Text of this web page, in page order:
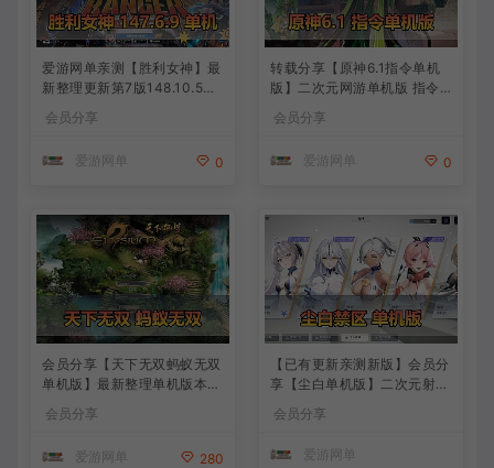
爱游网单亲测【胜利女神】最
新整理更新第7版148.10.5NI
活动148版本官服GM可无限
频安装教学
会员分享
爱游网单 0
转载分享【原神6.1指令单机
版】二次元网游单机版 指令
背包 抽卡 商店 MOD 未亲测
会员分享
爱游网单 0
会员分享【天下无双蚂蚁无双
单机版】最新整理单机版本
免虚拟机一键端 配套视频教
会员分享
爱游网单 280
【已有更新亲测新版】会员分
享【尘白单机版】二次元射击
会员分享
爱游网单